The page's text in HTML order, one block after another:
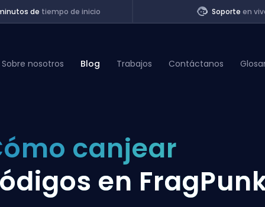
de tiempo de inicio Soporteen
Sobre nosotros Blog Trabajos Contáctanos
canjear
en